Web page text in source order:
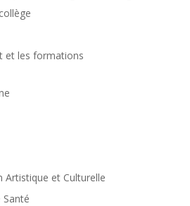
et les formations
Artistique et Culturelle
Santé